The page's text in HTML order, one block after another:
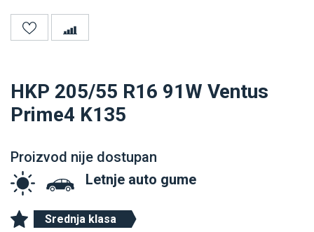
HKP 205/55 R16 91W Ventus
Prime4 K135
Proizvod nije dostupan
Letnje auto gume
Srednja klasa